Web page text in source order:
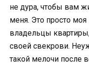
не дура, чтобы вам
меня. Это просто
владельцы
своей свекрови.
такой мелочи после